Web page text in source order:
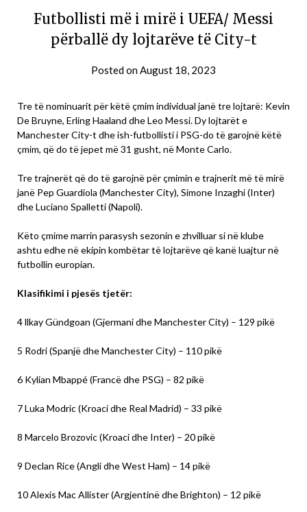
Futbollisti më i mirë i UEFA/ Messi
përballë dy lojtarëve të City-t
Posted onAugust 18, 2023
Tre të nominuarit për këtë çmim individual janë tre lojtarë: Kevin
De Bruyne, Erling Haaland dhe Leo Messi. Dy lojtarët e
Manchester City-t dhe ish-futbollisti i PSG-do të garojnë këtë
çmim, që do të jepet më 31 gusht, në Monte Carlo.
Tre trajnerët që do të garojnë për çmimin e trajnerit më të mirë
janë Pep Guardiola (Manchester City), Simone Inzaghi (Inter)
dhe Luciano Spalletti (Napoli).
Këto çmime marrin parasysh sezonin e zhvilluar si në klube
ashtu edhe në ekipin kombëtar të lojtarëve që kanë luajtur në
futbollin europian.
Klasifikimi i pjesës tjetër:
4 llkay Gündgoan (Gjermani dhe Manchester City) – 129 pikë
5 Rodri (Spanjë dhe Manchester City) – 110 pikë
6 Kylian Mbappé (Francë dhe PSG) – 82 pikë
7 Luka Modric (Kroaci dhe Real Madrid) – 33 pikë
8 Marcelo Brozovic (Kroaci dhe Inter) – 20 pikë
9 Declan Rice (Angli dhe West Ham) – 14 pikë
10 Alexis Mac Allister (Argjentinë dhe Brighton) – 12 pikë